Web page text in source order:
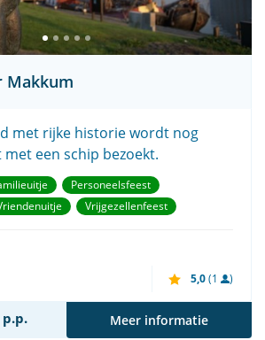
Makkum
met rijke historie wordt nog
een schip bezoekt.
Personeelsfeest
Vrijgezellenfeest
5,0(1 )
Meer informatie